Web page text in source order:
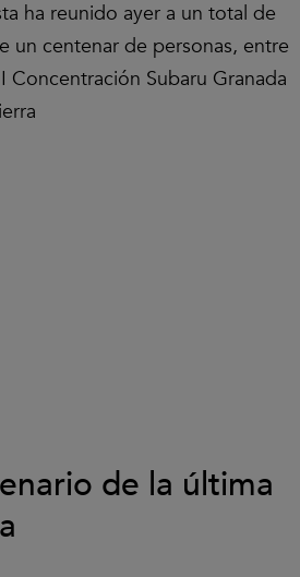
ha reunido ayer a un total de
un centenar de personas, entre
Concentración Subaru Granada
de la última